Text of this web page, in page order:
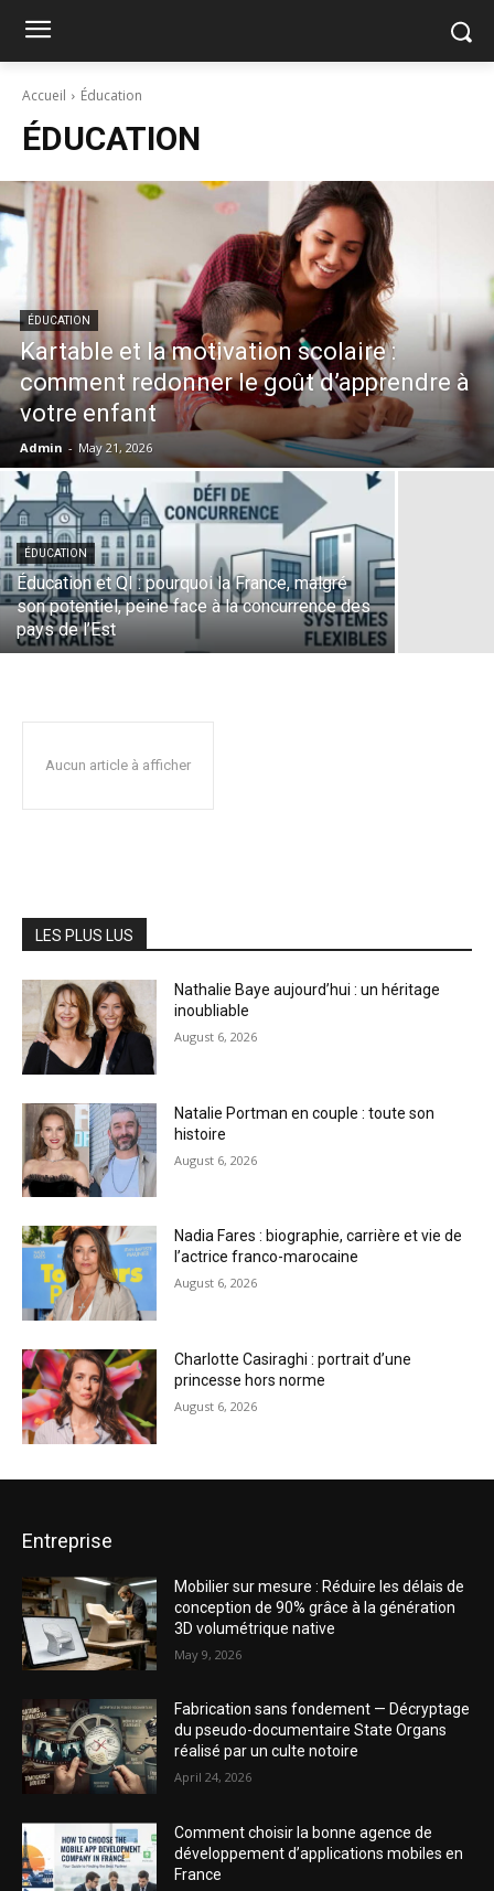
Accueil Éducation
ÉDUCATION
ÉDUCATION
Kartable et la motivation scolaire :
comment redonner le goût d’apprendre à
votre enfant
Admin - May 21, 2026
ÉDUCATION
Éducation et QI : pourquoi la France, malgré
son potentiel, peine face à la concurrence des
pays de l’Est
Aucun article à afficher
LES PLUS LUS
Nathalie Baye aujourd’hui : un héritage
inoubliable
August 6, 2026
Natalie Portman en couple : toute son
histoire
August 6, 2026
Nadia Fares : biographie, carrière et vie de
l’actrice franco-marocaine
August 6, 2026
Charlotte Casiraghi : portrait d’une
princesse hors norme
August 6, 2026
Entreprise
Mobilier sur mesure : Réduire les délais de
conception de 90% grâce à la génération
3D volumétrique native
May 9, 2026
Fabrication sans fondement — Décryptage
du pseudo-documentaire State Organs
réalisé par un culte notoire
April 24, 2026
Comment choisir la bonne agence de
développement d’applications mobiles en
France